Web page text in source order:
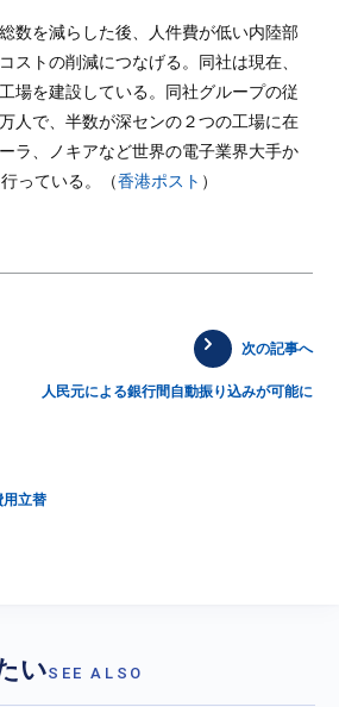
数を減らした後、人件費が低い内陸部
ストの削減につなげる。同社は現在、
場を建設している。同社グループの従
人で、半数が深センの２つの工場に在
ラ、ノキアなど世界の電子業界大手か
っている。（香港ポスト ）
次の記事へ
人民元による銀行間自動振り込みが可能に
用立替
いSEE ALSO